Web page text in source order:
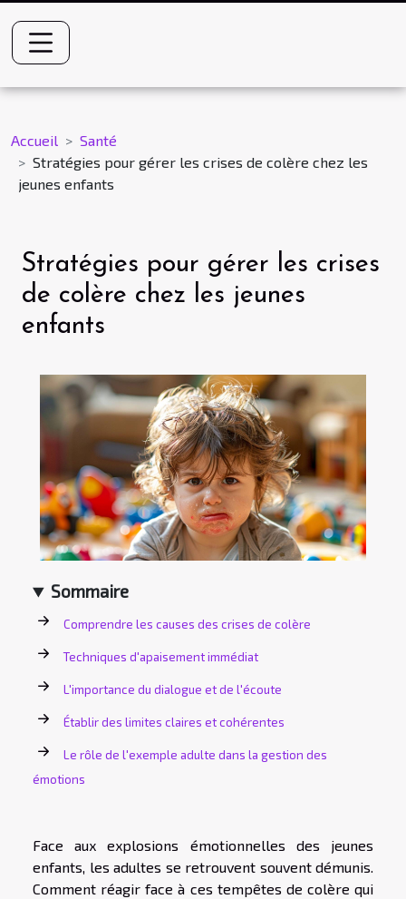
Accueil
Santé
Stratégies pour gérer les crises de colère chez les
jeunes enfants
Stratégies pour gérer les crises
de colère chez les jeunes
enfants
Sommaire
Comprendre les causes des crises de colère
Techniques d'apaisement immédiat
L'importance du dialogue et de l'écoute
Établir des limites claires et cohérentes
Le rôle de l'exemple adulte dans la gestion des
émotions
Face aux explosions émotionnelles des jeunes
enfants, les adultes se retrouvent souvent démunis.
Comment réagir face à ces tempêtes de colère qui